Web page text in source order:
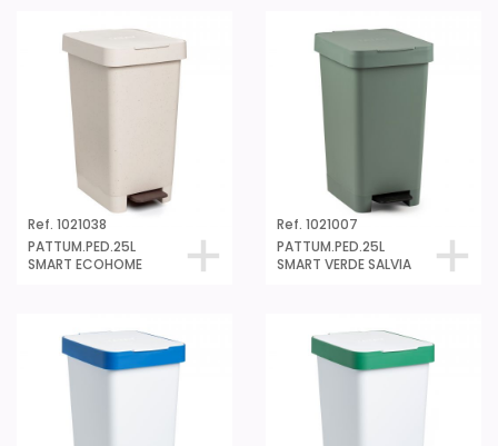
Ref. 1021038
PATTUM.PED.25L
SMART ECOHOME
Ref. 1021007
PATTUM.PED.25L
SMART VERDE SALVIA